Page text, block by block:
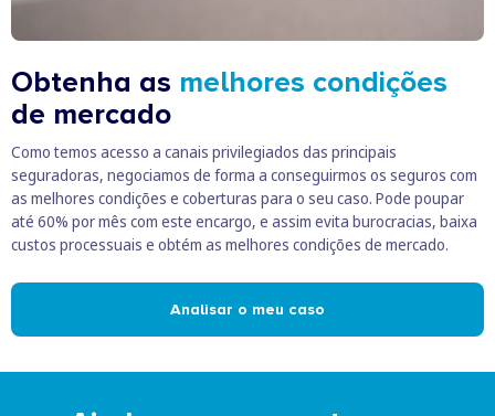
Obtenha as melhores condições
de mercado
Como temos acesso a canais privilegiados das principais
seguradoras, negociamos de forma a conseguirmos os seguros com
as melhores condições e coberturas para o seu caso. Pode poupar
até 60% por mês com este encargo, e assim evita burocracias, baixa
custos processuais e obtém as melhores condições de mercado.
Analisar o meu caso